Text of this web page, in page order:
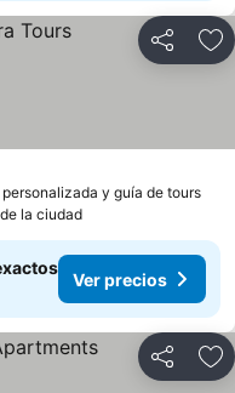
Compartir
y guía de tours
la ciudad
Ver precios
Compartir